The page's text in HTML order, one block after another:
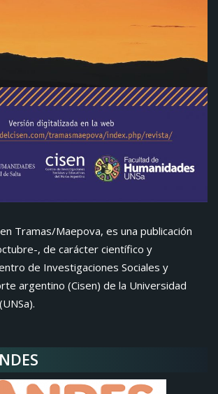
Tramas/Maepova, es una publicación
, de carácter científico y
de Investigaciones Sociales y
argentino (Cisen) de la Universidad